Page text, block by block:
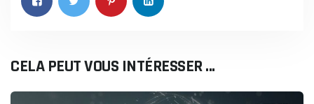
CELA PEUT VOUS INTÉRESSER ...